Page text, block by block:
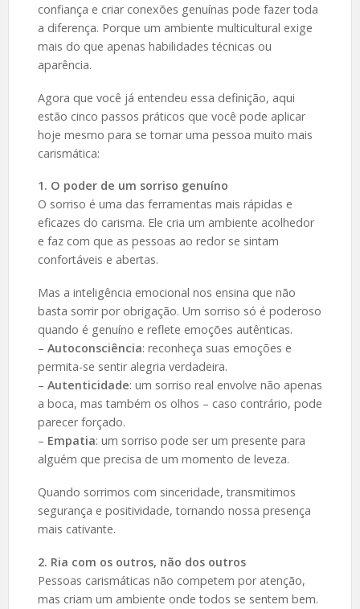
confiança e criar conexões genuínas pode fazer toda
a diferença. Porque um ambiente multicultural exige
mais do que apenas habilidades técnicas ou
aparência.
Agora que você já entendeu essa definição, aqui
estão cinco passos práticos que você pode aplicar
hoje mesmo para se tornar uma pessoa muito mais
carismática:
1. O poder de um sorriso genuíno
O sorriso é uma das ferramentas mais rápidas e
eficazes do carisma. Ele cria um ambiente acolhedor
e faz com que as pessoas ao redor se sintam
confortáveis e abertas.
Mas a inteligência emocional nos ensina que não
basta sorrir por obrigação. Um sorriso só é poderoso
quando é genuíno e reflete emoções autênticas.
– Autoconsciência: reconheça suas emoções e
permita-se sentir alegria verdadeira.
– Autenticidade: um sorriso real envolve não apenas
a boca, mas também os olhos – caso contrário, pode
parecer forçado.
– Empatia: um sorriso pode ser um presente para
alguém que precisa de um momento de leveza.
Quando sorrimos com sinceridade, transmitimos
segurança e positividade, tornando nossa presença
mais cativante.
2. Ria com os outros, não dos outros
Pessoas carismáticas não competem por atenção,
mas criam um ambiente onde todos se sentem bem.